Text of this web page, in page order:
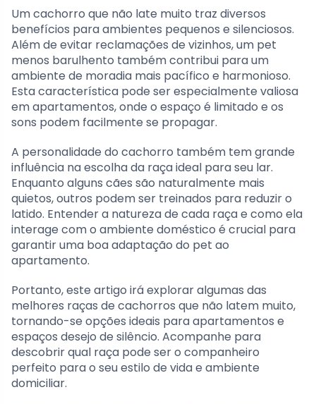
Um cachorro que não late muito traz diversos
benefícios para ambientes pequenos e silenciosos.
Além de evitar reclamações de vizinhos, um pet
menos barulhento também contribui para um
ambiente de moradia mais pacífico e harmonioso.
Esta característica pode ser especialmente valiosa
em apartamentos, onde o espaço é limitado e os
sons podem facilmente se propagar.
A personalidade do cachorro também tem grande
influência na escolha da raça ideal para seu lar.
Enquanto alguns cães são naturalmente mais
quietos, outros podem ser treinados para reduzir o
latido. Entender a natureza de cada raça e como ela
interage com o ambiente doméstico é crucial para
garantir uma boa adaptação do pet ao
apartamento.
Portanto, este artigo irá explorar algumas das
melhores raças de cachorros que não latem muito,
tornando-se opções ideais para apartamentos e
espaços desejo de silêncio. Acompanhe para
descobrir qual raça pode ser o companheiro
perfeito para o seu estilo de vida e ambiente
domiciliar.